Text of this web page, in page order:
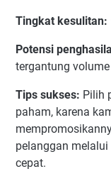
Tingkat kesulitan:
Potensi
tergantung
Tips sukses: Pilih
paham, karena
pelanggan
cepat.